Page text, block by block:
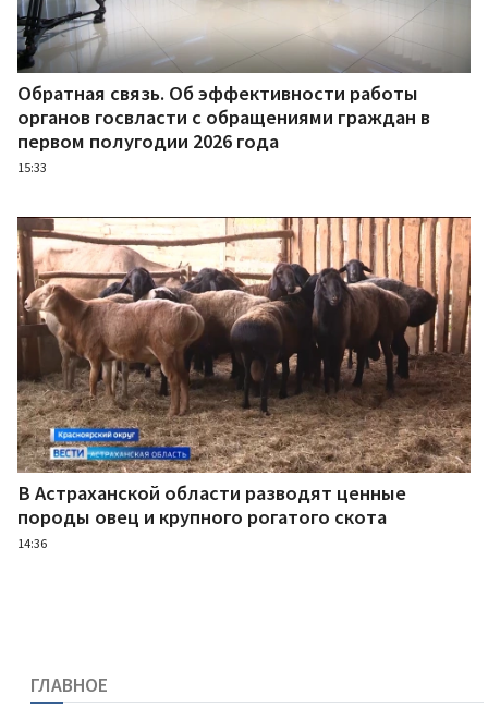
Обратная связь. Об эффективности работы
органов госвласти с обращениями граждан в
первом полугодии 2026 года
15:33
В Астраханской области разводят ценные
породы овец и крупного рогатого скота
14:36
ГЛАВНОЕ